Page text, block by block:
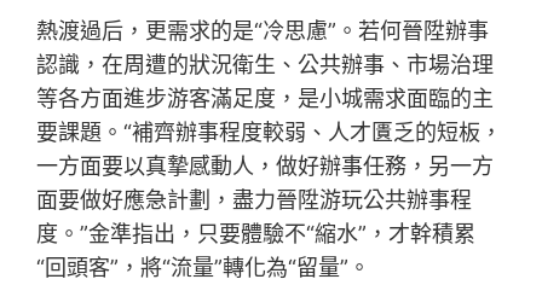
熱渡過后，更需求的是“冷思慮”。若何晉陞辦事
認識，在周遭的狀況衛生、公共辦事、市場治理
等各方面進步游客滿足度，是小城需求面臨的主
要課題。“補齊辦事程度較弱、人才匱乏的短板，
一方面要以真摯感動人，做好辦事任務，另一方
面要做好應急計劃，盡力晉陞游玩公共辦事程
度。”金準指出，只要體驗不“縮水”，才幹積累
“回頭客”，將“流量”轉化為“留量”。